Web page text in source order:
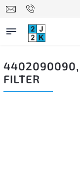
4402090090,
FILTER